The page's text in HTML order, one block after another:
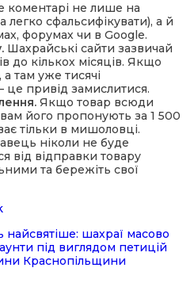
коментарі не лише на
легко сфальсифікувати), а й
форумах чи в Google.
Шахрайські сайти зазвичай
до кількох місяців. Якщо
там уже тисячі
це привід замислитися.
Якщо товар всюди
його пропонують за 1 500
тільки в мишоловці.
ніколи не буде
від відправки товару
та бережіть свої
найсвятіше: шахраї масово
під виглядом петицій
Краснопільщини